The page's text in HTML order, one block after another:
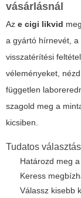
vásárlásnál
Az e cigi likvid
a gyártó hírnevét, a
visszatérítési
véleményeket,
független
szagold meg a
kicsiben.
Tudatos
Határozd meg
Keress
Válassz kisebb